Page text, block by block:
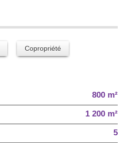
Copropriété
800 m²
1 200 m²
5